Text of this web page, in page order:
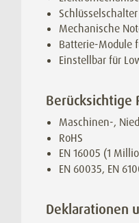
Schlüsselschalter
Mechanische
Batterie-Module
Einstellbar für
Berücksichtige
Maschinen-,
RoHS
EN 16005 (1
EN 60035, EN
Deklarationen